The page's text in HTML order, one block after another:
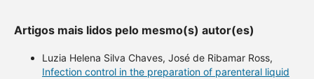
Artigos mais lidos pelo mesmo(s) autor(es)
Luzia Helena Silva Chaves, José de Ribamar Ross,
Infection control in the preparation of parenteral liquid